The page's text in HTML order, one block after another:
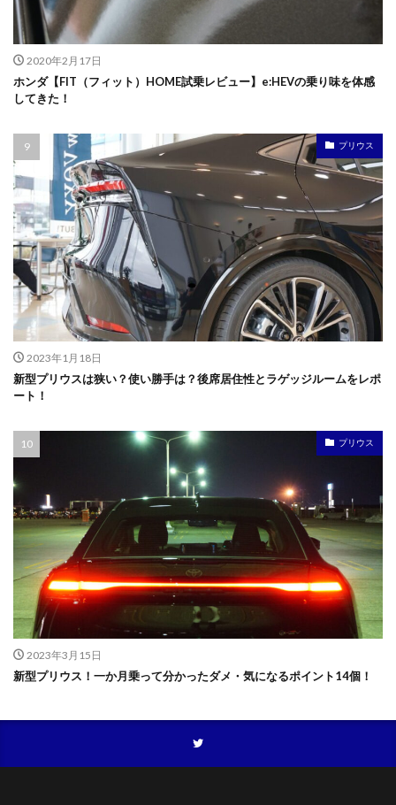
2020年2月17日
ホンダ【FIT（フィット）HOME試乗レビュー】e:HEVの乗り味を体感
してきた！
プリウス
2023年1月18日
新型プリウスは狭い？使い勝手は？後席居住性とラゲッジルームをレポ
ート！
プリウス
2023年3月15日
新型プリウス！一か月乗って分かったダメ・気になるポイント14個！